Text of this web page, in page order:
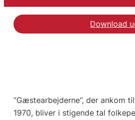
Download
”Gæstearbejderne”, der ankom
1970, bliver i stigende tal